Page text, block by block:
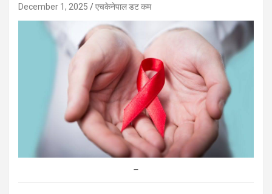
December 1, 2025 एचकेनेपाल डट कम
–